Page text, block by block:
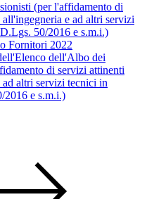
(per l'affidamento di
e ad altri servizi
50/2016 e s.m.i.)
Fornitori 2022
dell'Albo dei
di servizi attinenti
altri servizi tecnici in
2016 e s.m.i.)